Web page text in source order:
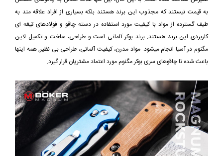
به قیمت نیستند که مجذوب این برند هستند بلکه بسیاری از افراد علاقه مند به
طیف گسترده از مواد با کیفیت مورد استفاده در دسته چاقو و فولادهای تیغه ای
کاربردی این برند هستند. برند بوکر آلمانی است و طراحی، ساخت و تکمیل لاین
مگنوم در آسیا انجام میشود. مواد مدرن، کیفیت آلمانی، طراحی بی نظیر, همه اینها
باعث شده تا چاقوهای سری بوکر مگنوم مورد اعتماد مشتریان قرار گیرد.